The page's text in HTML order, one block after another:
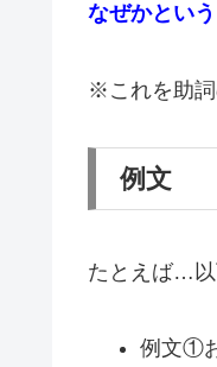
なぜかとい
※これを助詞
例文
たとえば…以
例文①